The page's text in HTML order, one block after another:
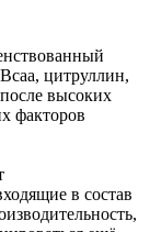
цитруллин,
высоких
факторов
в состав